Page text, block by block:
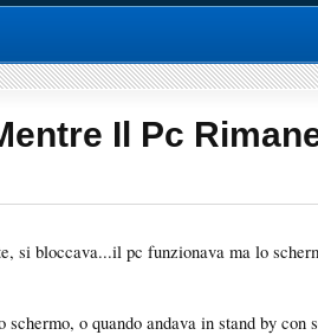
Il Pc
si bloccava...il pc funzionava ma lo
o quando andava in stand by